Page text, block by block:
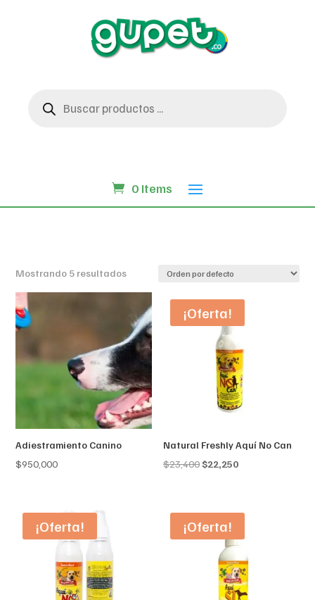
productos
0 Items
Mostrando 5 resultados
Adiestramiento Canino
$950,000
¡Oferta!
Natural Freshly Aquí No Can
$23,400Original
$22,250Current
$22,250.
¡Oferta! ¡Oferta!